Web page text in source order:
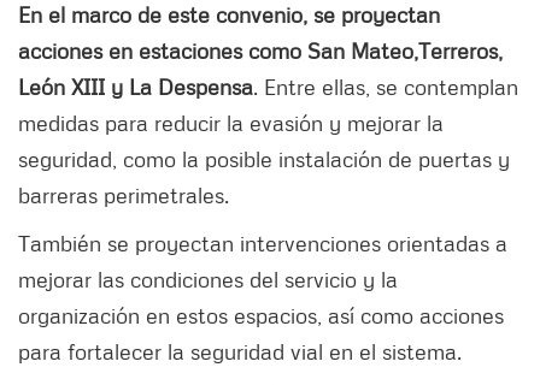
En el marco de este convenio, se proyectan
acciones en estaciones como San Mateo,Terreros,
León XIII y La Despensa. Entre ellas, se contemplan
medidas para reducir la evasión y mejorar la
seguridad, como la posible instalación de puertas y
barreras perimetrales.
También se proyectan intervenciones orientadas a
mejorar las condiciones del servicio y la
organización en estos espacios, así como acciones
para fortalecer la seguridad vial en el sistema.